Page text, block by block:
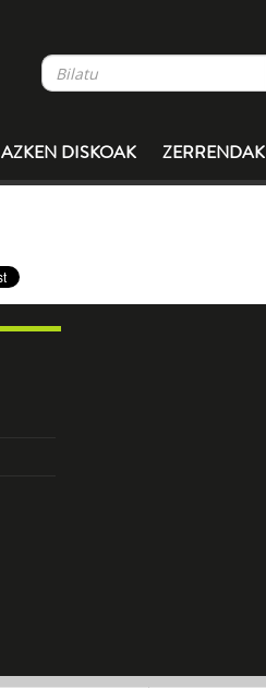
AZKEN DISKOAK ZERRENDAK